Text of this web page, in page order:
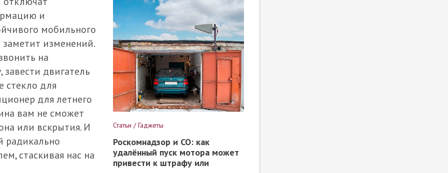
Статьи / Гаджеты
Роскомнадзор и СО: как
удалённый пуск мотора может
привести к штрафу или
и
мобильного
заметит изменений.
на
двигатель
стекло для
для летнего
вам не сможет
или вскрытия. И
радикально
стаскивая нас на